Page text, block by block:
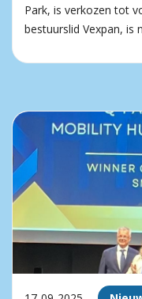
Park, is verkozen tot
bestuurslid Vexpan, is